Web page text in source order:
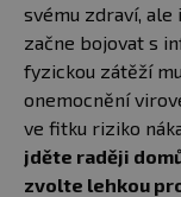
svému zdraví, ale
začne bojovat s
fyzickou zátěží
onemocnění
ve fitku riziko
jděte raději
zvolte lehkou